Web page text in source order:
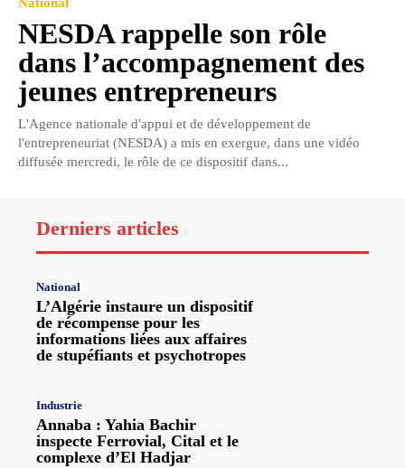
National
NESDA rappelle son rôle
dans l’accompagnement des
jeunes entrepreneurs
L'Agence nationale d'appui et de développement de
l'entrepreneuriat (NESDA) a mis en exergue, dans une vidéo
diffusée mercredi, le rôle de ce dispositif dans...
Derniers articles
National
L’Algérie instaure un dispositif
de récompense pour les
informations liées aux affaires
de stupéfiants et psychotropes
Industrie
Annaba : Yahia Bachir
inspecte Ferrovial, Cital et le
complexe d’El Hadjar